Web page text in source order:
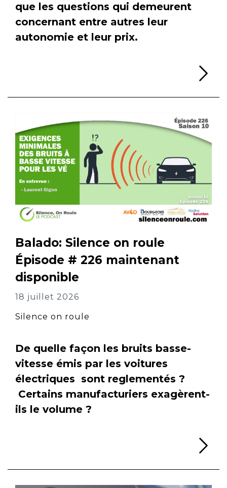
que les questions qui demeurent
concernant entre autres leur
autonomie et leur prix.
Balado: Silence on roule
Épisode # 226 maintenant
disponible
18 juillet 2026
Silence on roule
De quelle façon les bruits basse-
vitesse émis par les voitures
électriques sont reglementés ?
Certains manufacturiers exagèrent-
ils le volume ?